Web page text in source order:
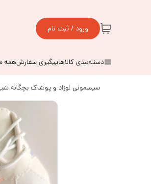
ورود / ثبت نام
دسته‌بندی کالاهاپیگیری سفارشهمه
سیسمونی نوزاد و پوشاک بچگانه